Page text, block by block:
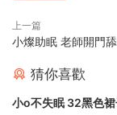
上一篇
小燦助眠 老師開門
猜你喜歡
小o不失眠 32黑色